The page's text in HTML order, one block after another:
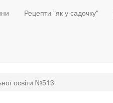
Рецепти "як у садочку"
освіти №513